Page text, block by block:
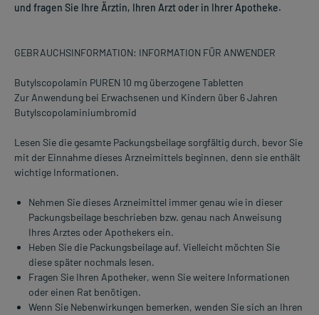
und fragen Sie Ihre Ärztin, Ihren Arzt oder in Ihrer Apotheke.
GEBRAUCHSINFORMATION: INFORMATION FÜR ANWENDER
Butylscopolamin PUREN 10 mg überzogene Tabletten
Zur Anwendung bei Erwachsenen und Kindern über 6 Jahren
Butylscopolaminiumbromid
Lesen Sie die gesamte Packungsbeilage sorgfältig durch, bevor Sie
mit der Einnahme dieses Arzneimittels beginnen, denn sie enthält
wichtige Informationen.
Nehmen Sie dieses Arzneimittel immer genau wie in dieser
Packungsbeilage beschrieben bzw. genau nach Anweisung
Ihres Arztes oder Apothekers ein.
Heben Sie die Packungsbeilage auf. Vielleicht möchten Sie
diese später nochmals lesen.
Fragen Sie Ihren Apotheker, wenn Sie weitere Informationen
oder einen Rat benötigen.
Wenn Sie Nebenwirkungen bemerken, wenden Sie sich an Ihren